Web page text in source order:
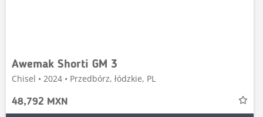
Awemak Shorti GM 3
Chisel • 2024 • Przedbórz, łódzkie, PL
48,792 MXN